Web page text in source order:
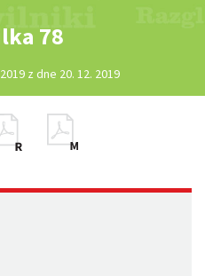
78
z dne 20. 12. 2019